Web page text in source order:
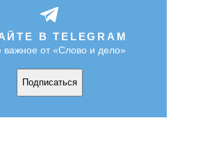
В TELEGRAM
важное от «Слово и дело»
Подписаться